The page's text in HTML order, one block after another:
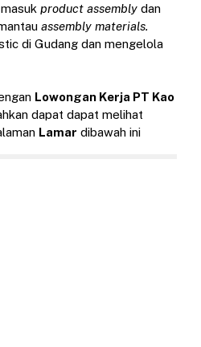
product assembly dan
assembly materials.
di Gudang dan mengelola
Lowongan Kerja PT Kao
dapat dapat melihat
Lamar dibawah ini